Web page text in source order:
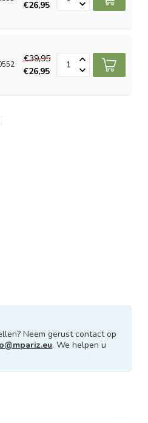
€26,95
€39,95
€26,95
Neem gerust contact op
. We helpen u